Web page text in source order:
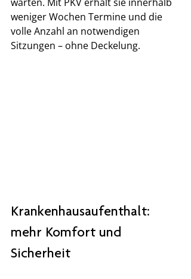
weniger Wochen Termine und die
volle Anzahl an notwendigen
Sitzungen – ohne Deckelung.
Krankenhausaufenthalt:
mehr Komfort und
Sicherheit